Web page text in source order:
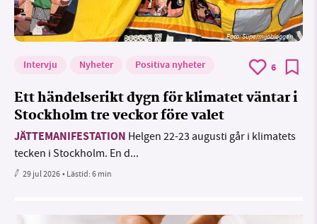
Foto: Supermijöbloggen
Intervju Nyheter Positiva nyheter 6
Ett händelserikt dygn för klimatet väntar i
Stockholm tre veckor före valet
JÄTTEMANIFESTATION Helgen 22-23 augusti går i klimatets
tecken i Stockholm. En d...
29 jul 2026• Lästid:6 min